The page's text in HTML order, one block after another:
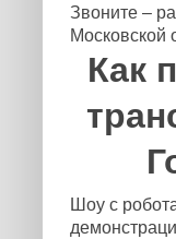
Звоните –
Московской
Как
Шоу с